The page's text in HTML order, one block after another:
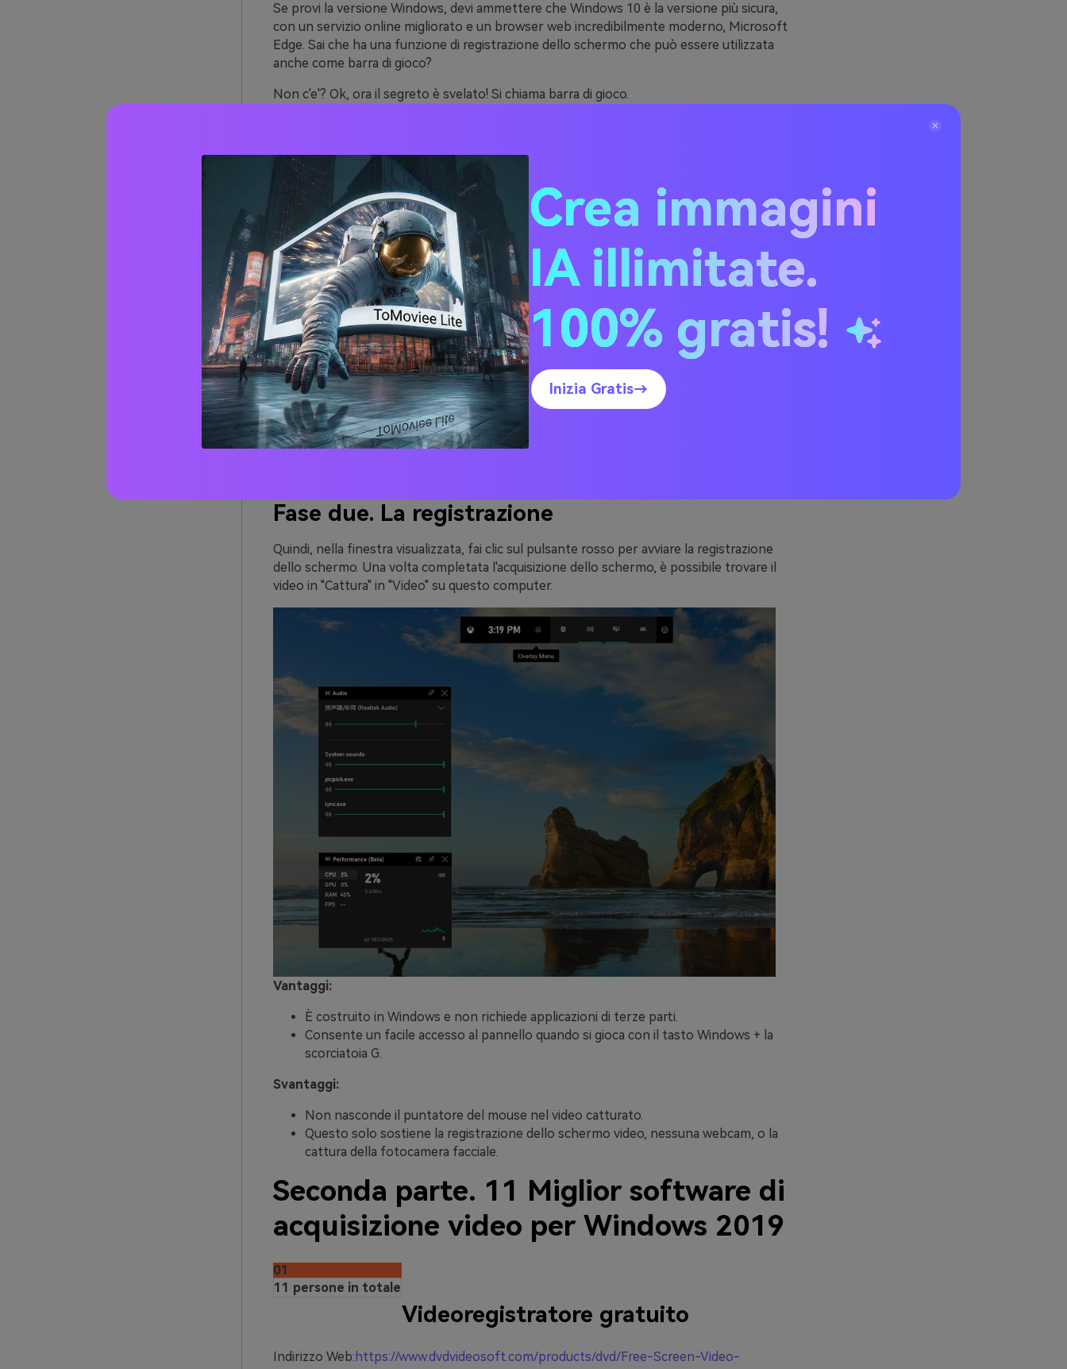
Se provi la versione Windows, devi ammettere che Windows 10 è la versione più sicura,
con un servizio online migliorato e un browser web incredibilmente moderno, Microsoft
Edge. Sai che ha una funzione di registrazione dello schermo che può essere utilizzata
anche come barra di gioco?
Non c'e'? Ok, ora il segreto è svelato! Si chiama barra di gioco.
Primo passo. Avvia la barra di gioco
Sulla tastiera, trovare e premere Tasto Windows e lettera GAllo stesso tempo. Inoltre,
puoi anche trovareImpostazioni di Windows > Giochi
Fase due. La registrazione
Quindi, nella finestra visualizzata, fai clic sul pulsante rosso per avviare la registrazione
dello schermo. Una volta completata l'acquisizione dello schermo, è possibile trovare il
video in "Cattura" in "Video" su questo computer.
Vantaggi:
È costruito in Windows e non richiede applicazioni di terze parti.
Consente un facile accesso al pannello quando si gioca con il tasto Windows + la
scorciatoia G.
Svantaggi:
Non nasconde il puntatore del mouse nel video catturato.
Questo solo sostiene la registrazione dello schermo video, nessuna webcam, o la
cattura della fotocamera facciale.
Seconda parte. 11 Miglior software di
acquisizione video per Windows 2019
01
11 persone in totale
Videoregistratore gratuito
Indirizzo Web: https://www.dvdvideosoft.com/products/dvd/Free-Screen-Video-
Crea immagini
IA illimitate.
100% gratis!
Inizia Gratis→